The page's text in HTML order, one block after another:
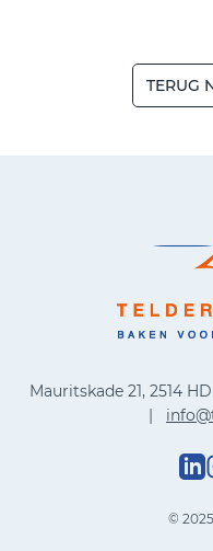
TERUG
Mauritskade 21, 2514
|
©